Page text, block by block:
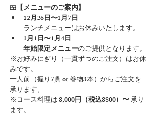
🍱 【メニューのご案内】
12月26日〜1月7日
ランチメニューはお休みいたします。
1月1日〜1月4日
年始限定メニューのご提供となります。
※お好みにぎり（一貫ずつのご注文）はお休
みです。
一人前（握り7貫 or 巻物3本）からご注文を
承ります。
※コース料理は 8,000円（税込8800）〜 承り
ます。